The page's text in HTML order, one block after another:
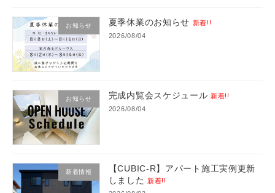
お知らせ 夏季休業のお知らせ 新着!!
2026/08/04
お知らせ 完成内覧会スケジュール 新着!!
2026/08/04
新着情報
【CUBIC-R】アパート施工実例更新
しました 新着!!